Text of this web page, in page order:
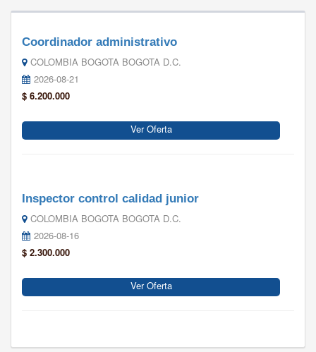
Coordinador administrativo
COLOMBIA BOGOTA BOGOTA D.C.
2026-08-21
$ 6.200.000
Ver Oferta
Inspector control calidad junior
COLOMBIA BOGOTA BOGOTA D.C.
2026-08-16
$ 2.300.000
Ver Oferta